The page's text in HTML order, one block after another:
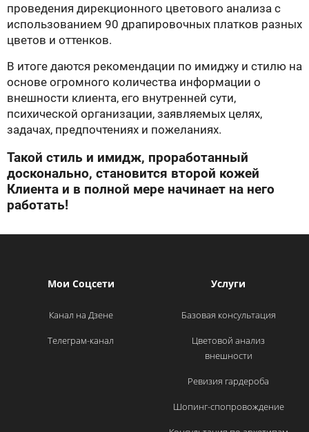
проведения дирекционного цветового анализа с
иcпользованием 90 драпировочных платков разных
цветов и оттенков.
В итоге даются рекомендации по имиджу и стилю на
основе огромного количества информации о
внешности клиента, его внутренней сути,
психической организации, заявляемых целях,
задачах, предпочтениях и пожеланиях.
Такой стиль и имидж, проработанный
досконально, становится второй кожей
Клиента и в полной мере начинает на него
работать!
Мои Соцсети
Канал на Дзене
Телеграм-канал
Услуги
Базовая консультация
Цветовой анализ
внешности
Ревизия гардероба
Шопинг-спопровождение